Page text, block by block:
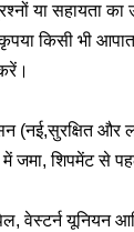
या सहायता का
किसी भी
(नई,सुरक्षित और
जमा, शिपमेंट से
वेस्टर्न यूनियन